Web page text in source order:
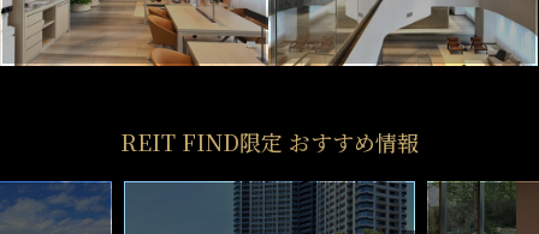
REIT FIND限定 おすすめ情報